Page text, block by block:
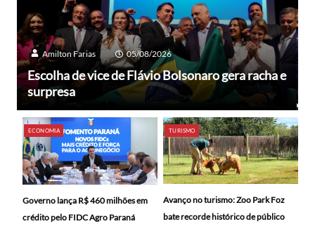
Amilton Farias 05/08/2026
Escolha de vice de Flávio Bolsonaro gera racha e
surpresa
ECONOMIA
Governo lança R$ 460 milhões em
crédito pelo FIDC Agro Paraná
TURISMO
Avanço no turismo: Zoo Park Foz
bate recorde histórico de público